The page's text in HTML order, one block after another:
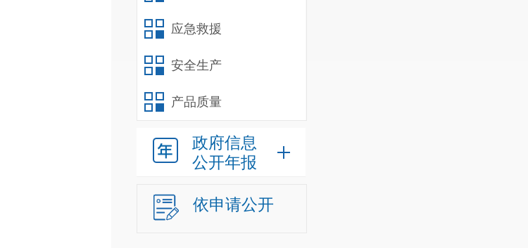
应急救援
安全生产
产品质量
政府信息
公开年报
依申请公开